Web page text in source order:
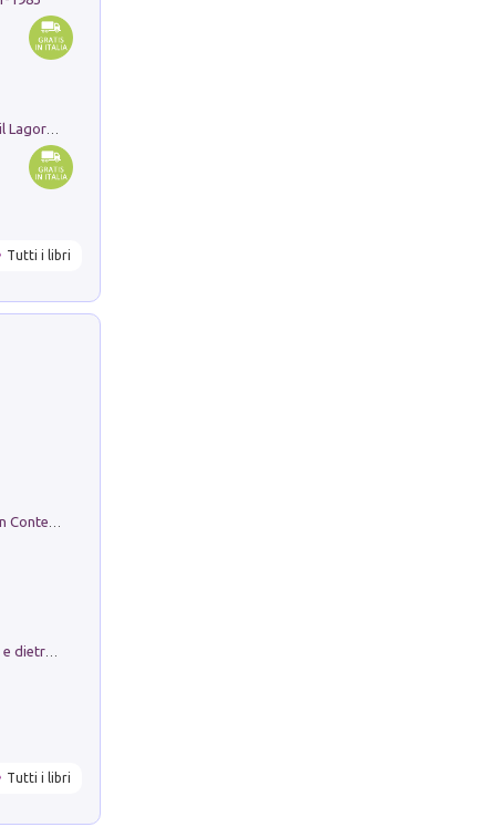
Tutti i libri
Tutti i libri